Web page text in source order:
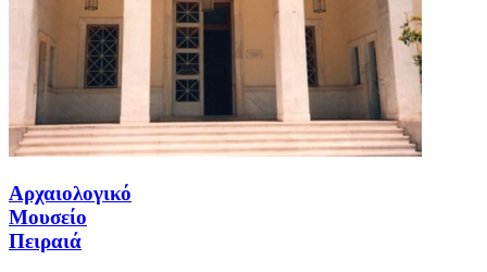
Αρχαιολογικό
Μουσείο
Πειραιά